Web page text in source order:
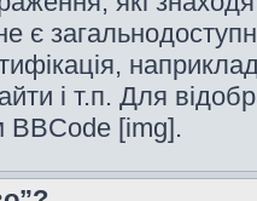
є
і т.п. Для
BBCode [img].